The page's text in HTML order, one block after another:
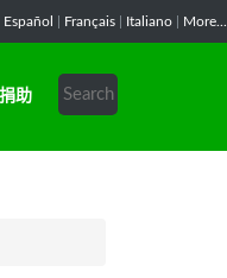
Español Français Italiano More...
助